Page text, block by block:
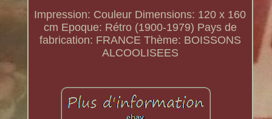
Impression: Couleur Dimensions: 120 x 160
cm Epoque: Rétro (1900-1979) Pays de
fabrication: FRANCE Thème: BOISSONS
ALCOOLISEES